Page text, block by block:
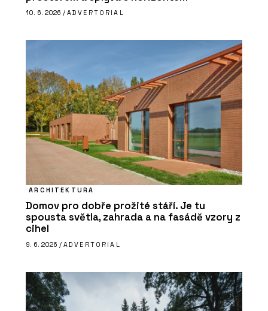
10. 6. 2026 / ADVERTORIAL
ARCHITEKTURA
Domov pro dobře prožité stáří. Je tu
spousta světla, zahrada a na fasádě vzory z
cihel
9. 6. 2026 / ADVERTORIAL